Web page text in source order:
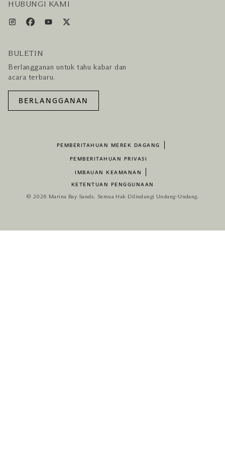
HUBUNGI KAMI
BULETIN
Berlangganan untuk tahu kabar dan
acara terbaru.
BERLANGGANAN
PEMBERITAHUAN MEREK DAGANG
PEMBERITAHUAN PRIVASI
IMBAUAN KEAMANAN
KETENTUAN PENGGUNAAN
© 2026 Marina Bay Sands. Semua Hak Dilindungi Undang-Undang.